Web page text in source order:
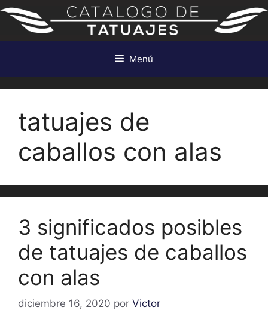
Saltar
contenido
Menú
tatuajes de
caballos con alas
3 significados posibles
de tatuajes de caballos
con alas
diciembre 16, 2020 por Victor